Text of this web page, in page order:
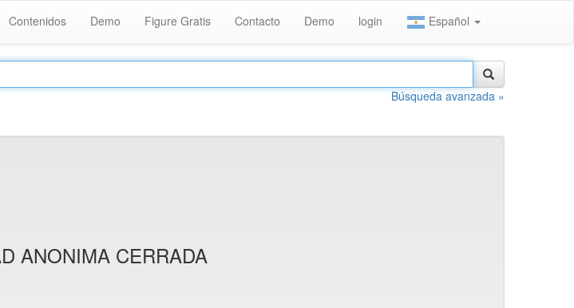
Contenidos Demo Figure Gratis Contacto Demo login Español
Búsqueda avanzada »
ANONIMA CERRADA